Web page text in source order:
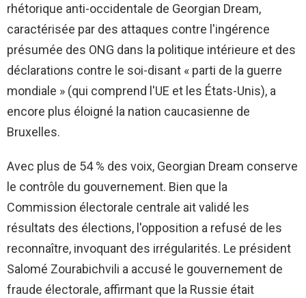
rhétorique anti-occidentale de Georgian Dream,
caractérisée par des attaques contre l'ingérence
présumée des ONG dans la politique intérieure et des
déclarations contre le soi-disant « parti de la guerre
mondiale » (qui comprend l'UE et les États-Unis), a
encore plus éloigné la nation caucasienne de
Bruxelles.
Avec plus de 54 % des voix, Georgian Dream conserve
le contrôle du gouvernement. Bien que la
Commission électorale centrale ait validé les
résultats des élections, l'opposition a refusé de les
reconnaître, invoquant des irrégularités. Le président
Salomé Zourabichvili a accusé le gouvernement de
fraude électorale, affirmant que la Russie était